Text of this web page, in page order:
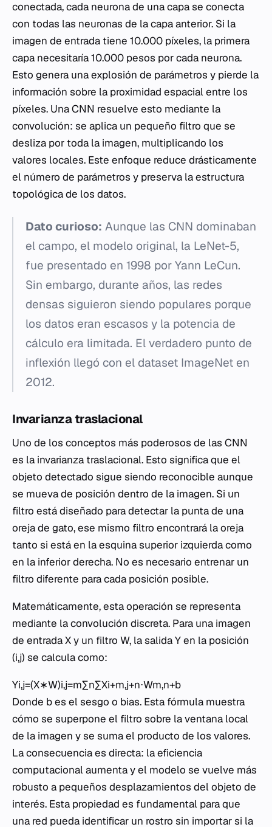
conectada, cada neurona de una capa se conecta
con todas las neuronas de la capa anterior. Si la
imagen de entrada tiene 10.000 píxeles, la primera
capa necesitaría 10.000 pesos por cada neurona.
Esto genera una explosión de parámetros y pierde la
información sobre la proximidad espacial entre los
píxeles. Una CNN resuelve esto mediante la
convolución: se aplica un pequeño filtro que se
desliza por toda la imagen, multiplicando los
valores locales. Este enfoque reduce drásticamente
el número de parámetros y preserva la estructura
topológica de los datos.
Dato curioso: Aunque las CNN dominaban
el campo, el modelo original, la LeNet-5,
fue presentado en 1998 por Yann LeCun.
Sin embargo, durante años, las redes
densas siguieron siendo populares porque
los datos eran escasos y la potencia de
cálculo era limitada. El verdadero punto de
inflexión llegó con el dataset ImageNet en
2012.
Invarianza traslacional
Uno de los conceptos más poderosos de las CNN
es la invarianza traslacional. Esto significa que el
objeto detectado sigue siendo reconocible aunque
se mueva de posición dentro de la imagen. Si un
filtro está diseñado para detectar la punta de una
oreja de gato, ese mismo filtro encontrará la oreja
tanto si está en la esquina superior izquierda como
en la inferior derecha. No es necesario entrenar un
filtro diferente para cada posición posible.
Matemáticamente, esta operación se representa
mediante la convolución discreta. Para una imagen
de entrada X y un filtro W, la salida Y en la posición
(i,j) se calcula como:
Yi,j​=(X∗W)i,j​=m∑​n∑​Xi+m,j+n​⋅Wm,n​+b
Donde b es el sesgo o bias. Esta fórmula muestra
cómo se superpone el filtro sobre la ventana local
de la imagen y se suma el producto de los valores.
La consecuencia es directa: la eficiencia
computacional aumenta y el modelo se vuelve más
robusto a pequeños desplazamientos del objeto de
interés. Esta propiedad es fundamental para que
una red pueda identificar un rostro sin importar si la